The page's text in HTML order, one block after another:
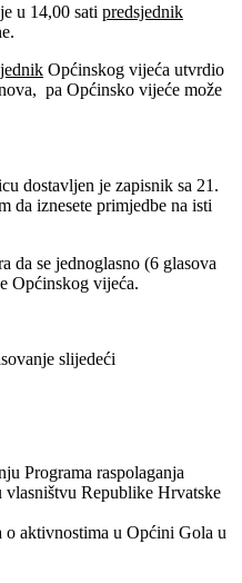
u 14,00 sati predsjednik
Općinskog vijeća utvrdio
pa Općinsko vijeće može
dostavljen je zapisnik sa 21.
da iznesete primjedbe na isti
da se jednoglasno (6 glasova
Općinskog vijeća.
slijedeći
Programa raspolaganja
Republike Hrvatske
o aktivnostima u Općini Gola u